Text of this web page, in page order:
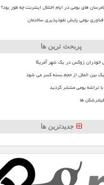
های بومی در ایام اختلال اینترنت چه طور بود؟
بومی پایش نفوذپذیری ساختمان
پربحث ترین ها
زوکس در یک شهر آمریکا
بین الملل از حجم بسته کسر می شود
تراشه بومی منتشر گردید
ها
جدیدترین ها